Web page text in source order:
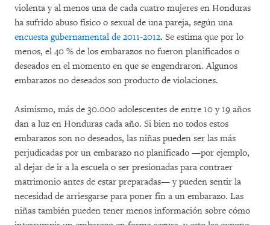
violenta y al menos una de cada cuatro mujeres en Honduras
ha sufrido abuso físico o sexual de una pareja, según una
encuesta gubernamental de 2011-2012. Se estima que por lo
menos, el 40 % de los embarazos no fueron planificados o
deseados en el momento en que se engendraron. Algunos
embarazos no deseados son producto de violaciones.
Asimismo, más de 30.000 adolescentes de entre 10 y 19 años
dan a luz en Honduras cada año. Si bien no todos estos
embarazos son no deseados, las niñas pueden ser las más
perjudicadas por un embarazo no planificado —por ejemplo,
al dejar de ir a la escuela o ser presionadas para contraer
matrimonio antes de estar preparadas— y pueden sentir la
necesidad de arriesgarse para poner fin a un embarazo. Las
niñas también pueden tener menos información sobre cómo